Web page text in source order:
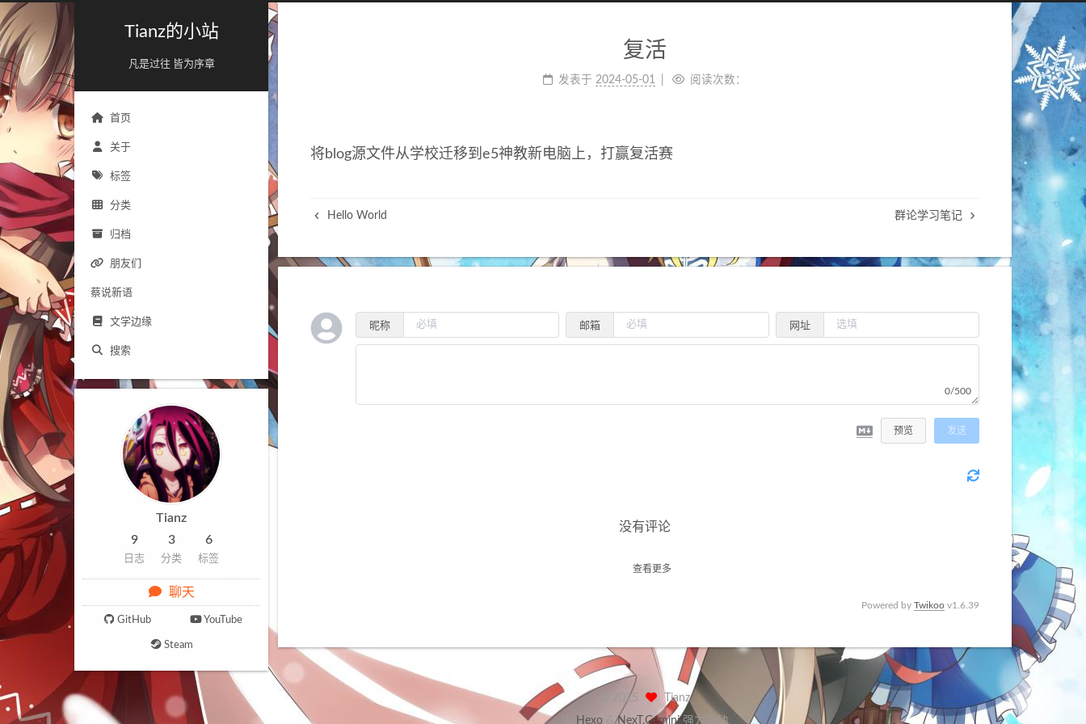
Tianz的小站
凡是过往 皆为序章
首页
关于
标签
分类
归档
朋友们
蔡说新语
文学边缘
搜索
Tianz
9
日志
3
分类
6
标签
聊天
GitHub YouTube
Steam
复活
发表于 2024-05-01 阅读次数：
将blog源文件从学校迁移到e5神教新电脑上，打赢复活赛
Hello World 群论学习笔记
昵称 邮箱 网址
0/500
预览 发送
没有评论
查看更多
Powered by Twikoo v1.6.39
2025
Tianz
Hexo &NexT.Gemini强力驱动